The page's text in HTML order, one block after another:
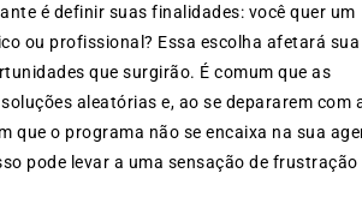
é definir suas finalidades: você quer um
ou profissional? Essa escolha afetará sua
que surgirão. É comum que as
aleatórias e, ao se depararem com
que o programa não se encaixa na sua
pode levar a uma sensação de frustração